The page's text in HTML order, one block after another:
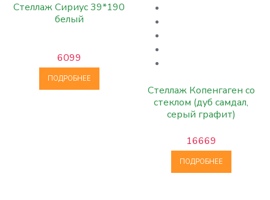
Стеллаж Сириус 39*190
белый
6099
ПОДРОБНЕЕ
Стеллаж Копенгаген со
стеклом (дуб самдал,
серый графит)
16669
ПОДРОБНЕЕ